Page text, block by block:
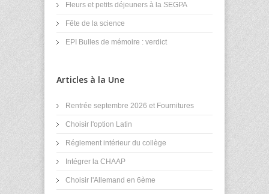
Fleurs et petits déjeuners à la SEGPA
Fête de la science
EPI Bulles de mémoire : verdict
Articles à la Une
Rentrée septembre 2026 et Fournitures
Choisir l'option Latin
Réglement intérieur du collège
Intégrer la CHAAP
Choisir l'Allemand en 6ème